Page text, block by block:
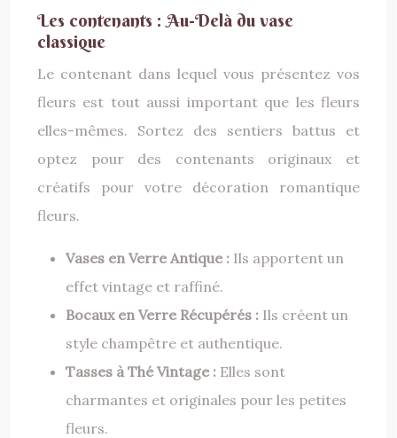
Les contenants : Au-Delà du vase
classique
Le contenant dans lequel vous présentez vos
fleurs est tout aussi important que les fleurs
elles-mêmes. Sortez des sentiers battus et
optez pour des contenants originaux et
créatifs pour votre décoration romantique
fleurs.
Vases en Verre Antique : Ils apportent un
effet vintage et raffiné.
Bocaux en Verre Récupérés : Ils créent un
style champêtre et authentique.
Tasses à Thé Vintage : Elles sont
charmantes et originales pour les petites
fleurs.